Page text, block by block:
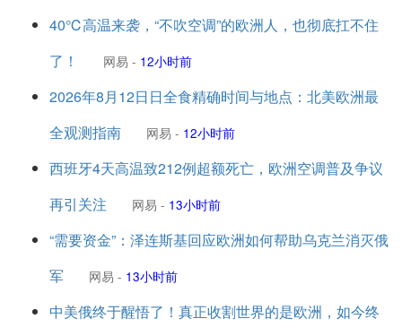
40℃高温来袭，“不吹空调”的欧洲人，也彻底扛不住
了！
网易 - 12小时前
2026年8月12日日全食精确时间与地点：北美欧洲最
全观测指南
网易 - 12小时前
西班牙4天高温致212例超额死亡，欧洲空调普及争议
再引关注
网易 - 13小时前
“需要资金”：泽连斯基回应欧洲如何帮助乌克兰消灭俄
军
网易 - 13小时前
中美俄终于醒悟了！真正收割世界的是欧洲，如今终